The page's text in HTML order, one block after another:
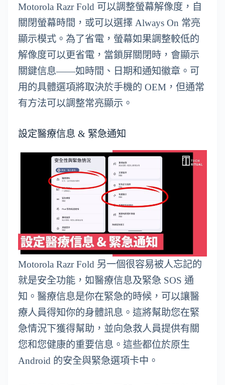
Motorola Razr Fold 可以調整螢幕解像度，自
關閉螢幕時間，或可以選擇 Always On 常亮
顯示模式。為了省電，螢幕如果調整較低的
解像度可以更省電，當鎖屏關閉時，會顯示
關鍵信息——如時間、日期和通知徽章。可
用的具體選項將取決於手機的 OEM，但通常
有方法可以調整常亮顯示。
設定醫療信息 & 緊急通知
Motorola Razr Fold 另一個很容易被人忘記的
就是安全功能，如醫療信息及緊急 SOS 通
知。醫療信息是你在緊急的時候，可以讓醫
療人員得知你的身體訊息。這將幫助您在緊
急情況下獲得幫助，並向急救人員提供有關
您和您健康的重要信息。這些都位於原生
Android 的安全與緊急選項卡中。